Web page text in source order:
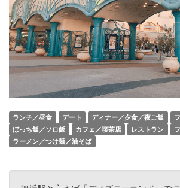
ランチ／昼食 デート ディナー／夕食／夜ご飯
ぼっち飯／ソロ飯
カフェ／喫茶店 レストラン
ラーメン／つけ麺／油そば